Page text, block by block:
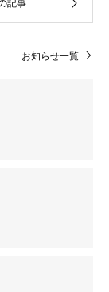
お知らせ一覧